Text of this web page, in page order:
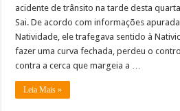
acidente de trânsito na tarde desta
Sai. De acordo com informações
Natividade, ele trafegava sentido à
fazer uma curva fechada, perdeu o
contra a cerca que margeia a …
Leia Mais »